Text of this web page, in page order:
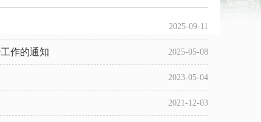
2025-09-11
2025-05-08
作的通知
2023-05-04
2021-12-03